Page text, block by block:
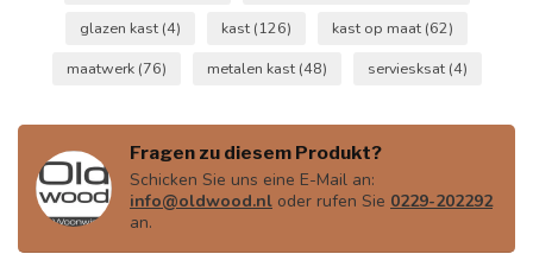
glazen kast (4) kast (126) kast op maat (62)
maatwerk (76) metalen kast (48) serviesksat (4)
Fragen zu diesem Produkt?
Schicken Sie uns eine E-Mail an:
info@oldwood.nl oder rufen Sie 0229-202292
an.